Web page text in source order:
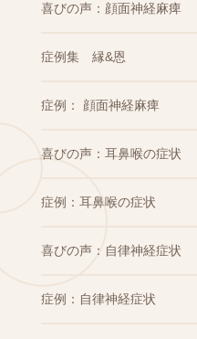
喜びの声：顔面神経麻痺
症例集 縁&恩
症例： 顔面神経麻痺
喜びの声：耳鼻喉の症状
症例：耳鼻喉の症状
喜びの声：自律神経症状
症例：自律神経症状